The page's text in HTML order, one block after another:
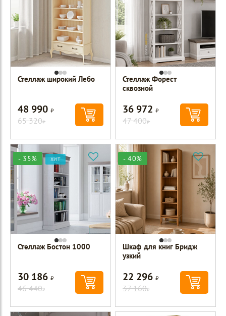
Стеллаж широкий Лебо
48 990Р
65 320Р
Стеллаж Форест
сквозной
36 972Р
47 400Р
- 35% ХИТ
Стеллаж Бостон 1000
30 186Р
46 440Р
- 40%
Шкаф для книг Бридж
узкий
22 296Р
37 160Р